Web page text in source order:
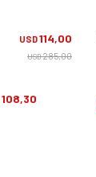
USD114,00
USD285,00
108,30